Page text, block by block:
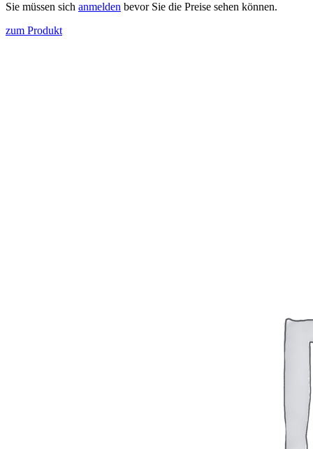
Sie müssen sich anmelden bevor Sie die Preise sehen können.
zum Produkt